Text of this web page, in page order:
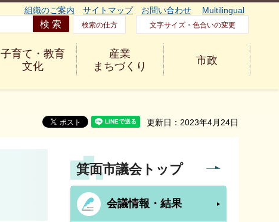
組織のご案内 サイトマップ お問い合わせ Multilingual
検索の仕方 文字サイズ・色合いの変更
子育て・教育
文化
産業
まちづくり
市政
更新日：2023年4月24日
箕面市議会トップ
会議情報・結果